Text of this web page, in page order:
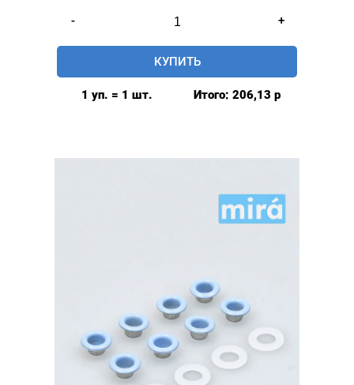
-
товара
Люверсы
глянцевые
+
КУПИТЬ
1 уп. = 1 шт. Итого: 206,13 р